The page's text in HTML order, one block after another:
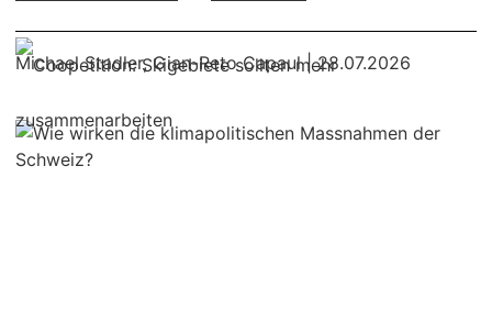
Michael Stadler,Gian-Reto Capaul| 28.07.2026